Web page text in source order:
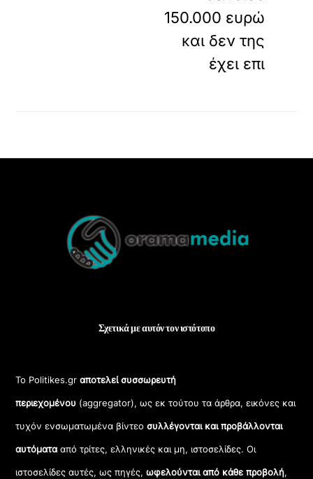
150.000 ευρώ
και δεν της
έχει επι
Top
Σχετικά με αυτόν τον ιστότοπο
Το Politikes.grαποτελεί συσσωρευτή
περιεχομένου (aggregator), ως εκ τούτου τα άρθρα, εικόνες και
τυχόν ενσωματωμένα βίντεοσυλλέγονται και προβάλλονται
αυτόματααπό τρίτες, ελληνικές και μη, ιστοσελίδες. Οι
ιστοσελίδες αυτές, ως πηγές,ωφελούνται από κάθε προβολή,